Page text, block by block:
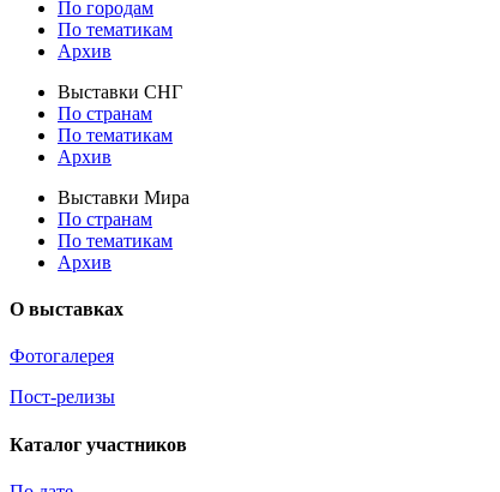
По городам
По тематикам
Архив
Выставки СНГ
По странам
По тематикам
Архив
Выставки Мира
По странам
По тематикам
Архив
О выставках
Фотогалерея
Пост-релизы
Каталог участников